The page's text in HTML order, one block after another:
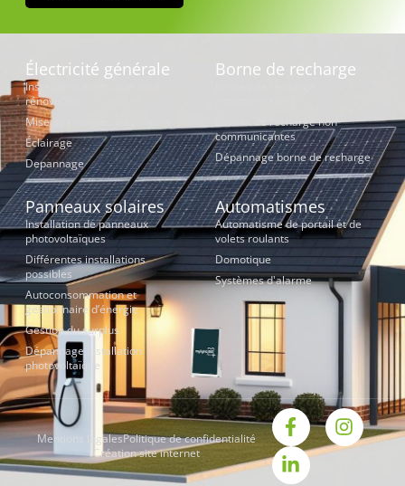
Électricité générale
Installation électrique neuf /
rénovation
Mise aux normes électriques
Éclairage
Depannage
Borne de recharge
Bornes de recharge non
communicantes
Dépannage borne de recharge
Panneaux solaires
Installation de panneaux
photovoltaïques
Différentes installations
possibles
Autoconsommation et
gestionnaire d’énergie
Gestion du surplus
Dépannage installation
photovoltaïque
Automatismes
Automatisme de portail et de
volets roulants
Domotique
Systèmes d'alarme
Mentions légalesPolitique de confidentialité
Création site internet